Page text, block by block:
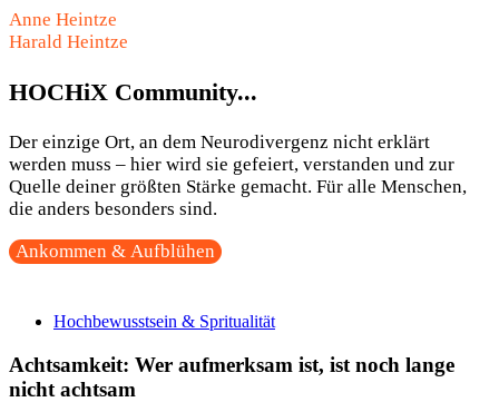
Anne Heintze
Harald Heintze
HOCHiX Community...
Der einzige Ort, an dem Neurodivergenz nicht erklärt
werden muss – hier wird sie gefeiert, verstanden und zur
Quelle deiner größten Stärke gemacht. Für alle Menschen,
die anders besonders sind.
Ankommen & Aufblühen
Hochbewusstsein & Spritualität
Achtsamkeit: Wer aufmerksam ist, ist noch lange
nicht achtsam